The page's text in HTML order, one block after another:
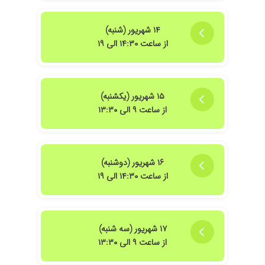
خوب بود ۱۴۰۳/۱۲/۱۳
حاملگی عالی هستن
عالی هستن من باردار هستم بسیار مهربان و دقیق
عالین ماهههه مهربون
عالی هستن
با تجربه زیادی که با دکترهای زنان داشتم ، به شدت
از حس و وقتی که برای بیمار گذاشتن لذت بردم و
مهم تر از همه خودشون فقط تو اتاق معاینه حضور
خانم دکتر بسیار مهربان و با حوصله هستن در حال
حاضر هم تحت درمان ایشون هستم برای درمان
تنبلی تخمدان
۱۴ شهریور (شنبه)
از ساعت ۱۴:۳۰ الی ۱۹
۱۵ شهریور (یکشنبه)
از ساعت ۹ الی ۱۳:۳۰
۱۶ شهریور (دوشنبه)
از ساعت ۱۴:۳۰ الی ۱۹
۱۷ شهریور (سه شنبه)
از ساعت ۹ الی ۱۳:۳۰